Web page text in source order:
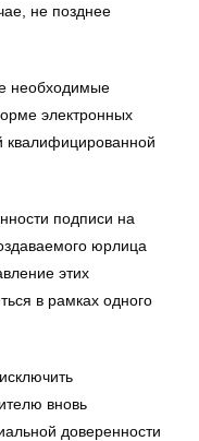
не позднее
необходимые
электронных
квалифицированной
подписи на
юрлица
этих
в рамках одного
вновь
доверенности